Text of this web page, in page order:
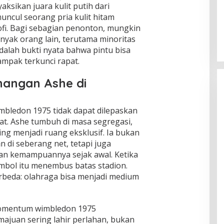
juara kulit putih dari
seorang pria kulit hitam
Bagi sebagian penonton, mungkin
orang lain, terutama minoritas
bukti nyata bahwa pintu bisa
terkunci rapat.
Ashe di
1975 tidak dapat dilepaskan
Ashe tumbuh di masa segregasi,
menjadi ruang eksklusif. Ia bukan
di seberang net, tetapi juga
kemampuannya sejak awal. Ketika
itu menembus batas stadion.
olahraga bisa menjadi medium
wimbledon 1975
sering lahir perlahan, bukan
Ketahanan Bangsa Lewat
Lompatan Keamanan Pangan
Di Isu Global | Agustus 8, 2026